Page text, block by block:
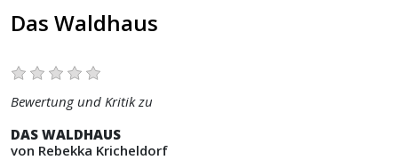
Das Waldhaus
Bewertung und Kritik zu
DAS WALDHAUS
von Rebekka Kricheldorf